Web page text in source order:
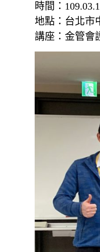
時間：
地點：台北市
講座：金管會